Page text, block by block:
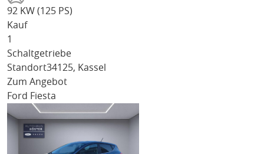
92 KW (125 PS)
Kauf
1
Schaltgetriebe
Standort34125, Kassel
Zum Angebot
Ford Fiesta